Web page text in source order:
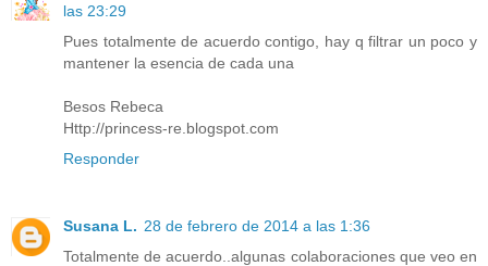
las 23:29
Pues totalmente de acuerdo contigo, hay q filtrar un poco y
mantener la esencia de cada una
Besos Rebeca
Http://princess-re.blogspot.com
Responder
Susana L. 28 de febrero de 2014 a las 1:36
Totalmente de acuerdo..algunas colaboraciones que veo en